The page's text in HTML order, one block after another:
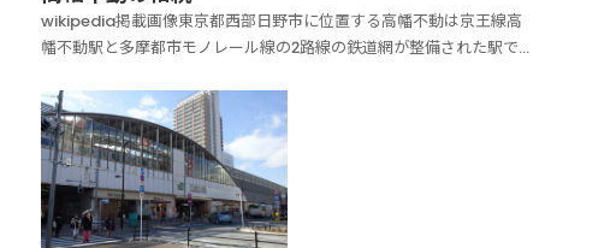
wikipedia掲載画像東京都西部日野市に位置する高幡不動は京王線高
幡不動駅と多摩都市モノレール線の2路線の鉄道網が整備された駅で
マーケットなどの小売店、パチンコ店など多くの店舗があり便利な生
活を送ることができます。この土地は昭和30年...